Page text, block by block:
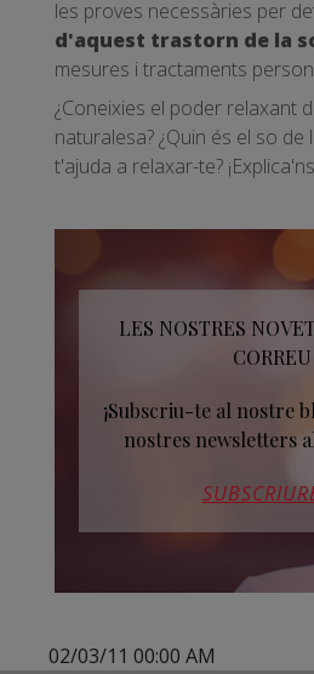
les proves necessàries per
d'aquest trastorn de la
mesures i tractaments
¿Coneixies el poder relaxant
naturalesa? ¿Quin és el so
t'ajuda a relaxar-te?
LES NOSTRES
CORREU
¡Subscriu-te al nostre
nostres newsletters
02/03/11 00:00 AM